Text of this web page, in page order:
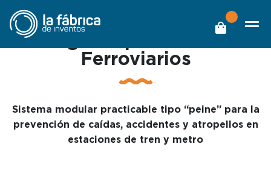
Barandilla de Seguridad
Inteligente para Andenes
Ferroviarios
Sistema modular practicable tipo “peine” para la
prevención de caídas, accidentes y atropellos en
estaciones de tren y metro